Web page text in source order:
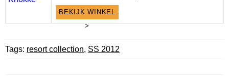
BEKIJK WINKEL
>
Tags: resort collection, SS 2012